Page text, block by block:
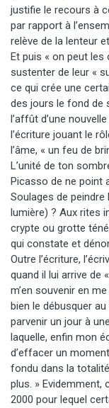
justifie le recours à
par rapport à
relève de la lenteur
Et puis « on peut les
sustenter de leur «
ce qui crée une
des jours le fond de
l’affût d’une
l’écriture jouant le
l’âme, « un feu de
L’unité de ton
Picasso de ne point
Soulages de peindre
lumière) ? Aux rites
crypte ou grotte
qui constate et
Outre l’écriture,
quand il lui arrive de
m’en souvenir en
bien le débusquer
parvenir un jour à
laquelle, enfin mon
d’effacer un
fondu dans la
plus. » Evidemment,
2000 pour lequel